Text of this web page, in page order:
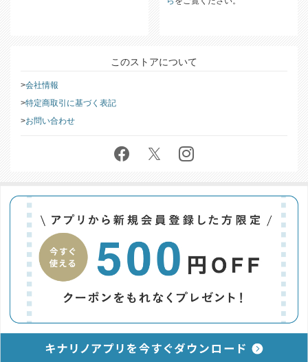
このストアについて
会社情報
特定商取引に基づく表記
お問い合わせ